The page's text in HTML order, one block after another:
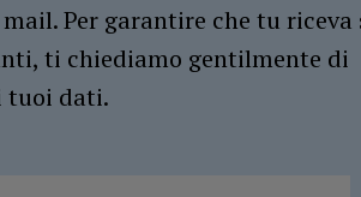
Per garantire che tu riceva
ti chiediamo gentilmente di
tuoi dati.